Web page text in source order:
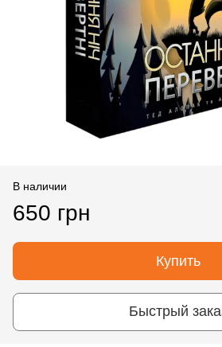
В наличии
650 грн
Купить
Быстрый